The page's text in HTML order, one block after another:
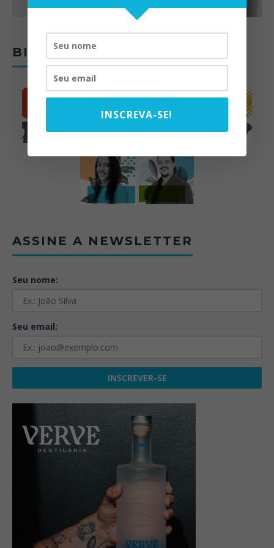
BIOMAS DO BRASIL
ASSINE A NEWSLETTER
Seu nome:
Seu email:
INSCREVA-SE!